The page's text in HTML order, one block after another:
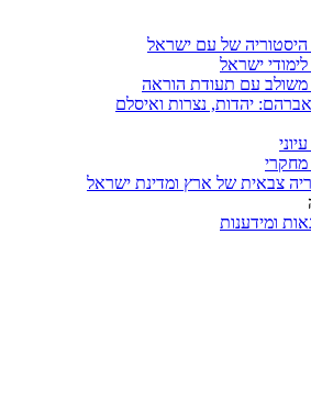
היסטוריה של עם ישראל
ישראל
משולב עם תעודת הוראה
יהדות, נצרות ואיסלם
מחקרי
צבאית של ארץ ומדינת ישראל
ומידענות